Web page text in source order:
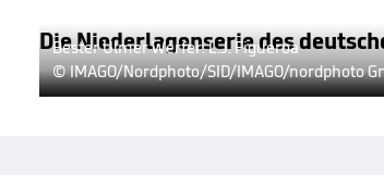
Die Niederlagenserie des
Bester Ulmer Werfer: L.J. Figueroa
© IMAGO/Nordphoto/SID/IMAGO/nordphoto